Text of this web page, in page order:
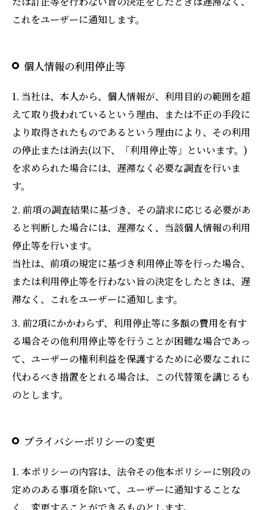
これをユーザーに通知します。
個人情報の利用停止等
1. 当社は、本人から、個人情報が、利用目的の範囲を超
えて取り扱われているという理由、または不正の手段に
より取得されたものであるという理由により、その利用
の停止または消去(以下、「利用停止等」といいます。)
を求められた場合には、遅滞なく必要な調査を行いま
す。
2. 前項の調査結果に基づき、その請求に応じる必要があ
ると判断した場合には、遅滞なく、当該個人情報の利用
停止等を行います。
当社は、前項の規定に基づき利用停止等を行った場合、
または利用停止等を行わない旨の決定をしたときは、遅
滞なく、これをユーザーに通知します。
3. 前2項にかかわらず、利用停止等に多額の費用を有す
る場合その他利用停止等を行うことが困難な場合であっ
て、ユーザーの権利利益を保護するために必要なこれに
代わるべき措置をとれる場合は、この代替策を講じるも
のとします。
プライバシーポリシーの変更
1. 本ポリシーの内容は、法令その他本ポリシーに別段の
定めのある事項を除いて、ユーザーに通知することな